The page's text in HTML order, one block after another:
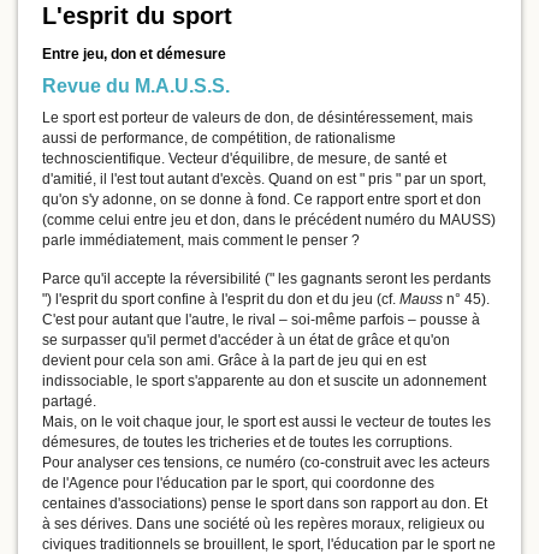
L'esprit du sport
Entre jeu, don et démesure
Revue du M.A.U.S.S.
Le sport est porteur de valeurs de don, de désintéressement, mais
aussi de performance, de compétition, de rationalisme
technoscientifique. Vecteur d'équilibre, de mesure, de santé et
d'amitié, il l'est tout autant d'excès. Quand on est " pris " par un sport,
qu'on s'y adonne, on se donne à fond. Ce rapport entre sport et don
(comme celui entre jeu et don, dans le précédent numéro du MAUSS)
parle immédiatement, mais comment le penser ?
Parce qu'il accepte la réversibilité (" les gagnants seront les perdants
") l'esprit du sport confine à l'esprit du don et du jeu (cf. Mauss n° 45).
C'est pour autant que l'autre, le rival – soi-même parfois – pousse à
se surpasser qu'il permet d'accéder à un état de grâce et qu'on
devient pour cela son ami. Grâce à la part de jeu qui en est
indissociable, le sport s'apparente au don et suscite un adonnement
partagé.
Mais, on le voit chaque jour, le sport est aussi le vecteur de toutes les
démesures, de toutes les tricheries et de toutes les corruptions.
Pour analyser ces tensions, ce numéro (co-construit avec les acteurs
de l'Agence pour l'éducation par le sport, qui coordonne des
centaines d'associations) pense le sport dans son rapport au don. Et
à ses dérives. Dans une société où les repères moraux, religieux ou
civiques traditionnels se brouillent, le sport, l'éducation par le sport ne